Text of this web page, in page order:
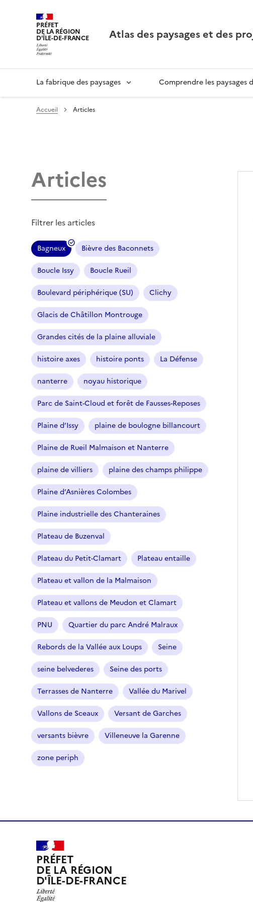
PRÉFET
DE LA RÉGION
D'ÎLE-DE-FRANCE Atlas des paysages et des
La fabrique des paysages Comprendre les paysages
Accueil Articles
Articles
Filtrer les articles
Bagneux
(
f
i
l
t
r
e
s
é
l
e
c
t
i
o
n
n
é
)
Bièvre des Baconnets
Boucle Issy Boucle Rueil
Boulevard périphérique (SU) Clichy
Glacis de Châtillon Montrouge
Grandes cités de la plaine alluviale
histoire axes histoire ponts La Défense
nanterre noyau historique
Parc de Saint-Cloud et forêt de Fausses-Reposes
Plaine d’Issy plaine de boulogne billancourt
Plaine de Rueil Malmaison et Nanterre
plaine de villiers plaine des champs philippe
Plaine d’Asnières Colombes
Plaine industrielle des Chanteraines
Plateau de Buzenval
Plateau du Petit-Clamart Plateau entaille
Plateau et vallon de la Malmaison
Plateau et vallons de Meudon et Clamart
PNU Quartier du parc André Malraux
Rebords de la Vallée aux Loups Seine
seine belvederes Seine des ports
Terrasses de Nanterre Vallée du Marivel
Vallons de Sceaux Versant de Garches
versants bièvre Villeneuve la Garenne
zone periph
PRÉFET
DE LA RÉGION
D'ÎLE-DE-FRANCE